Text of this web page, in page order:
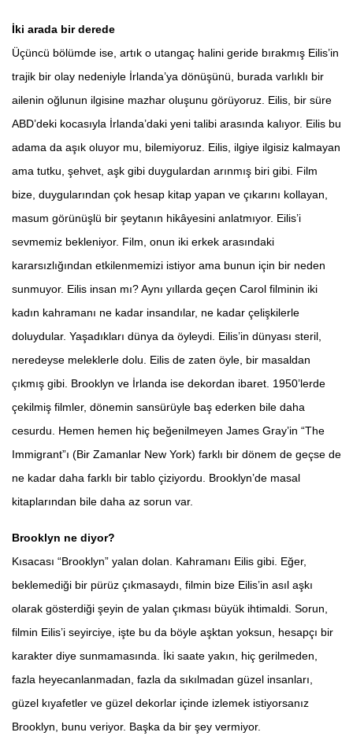
İki arada bir derede
Üçüncü bölümde ise, artık o utangaç halini geride bırakmış Eilis’in
trajik bir olay nedeniyle İrlanda’ya dönüşünü, burada varlıklı bir
ailenin oğlunun ilgisine mazhar oluşunu görüyoruz. Eilis, bir süre
ABD’deki kocasıyla İrlanda’daki yeni talibi arasında kalıyor. Eilis bu
adama da aşık oluyor mu, bilemiyoruz. Eilis, ilgiye ilgisiz kalmayan
ama tutku, şehvet, aşk gibi duygulardan arınmış biri gibi. Film
bize, duygularından çok hesap kitap yapan ve çıkarını kollayan,
masum görünüşlü bir şeytanın hikâyesini anlatmıyor. Eilis’i
sevmemiz bekleniyor. Film, onun iki erkek arasındaki
kararsızlığından etkilenmemizi istiyor ama bunun için bir neden
sunmuyor. Eilis insan mı? Aynı yıllarda geçen Carol filminin iki
kadın kahramanı ne kadar insandılar, ne kadar çelişkilerle
doluydular. Yaşadıkları dünya da öyleydi. Eilis’in dünyası steril,
neredeyse meleklerle dolu. Eilis de zaten öyle, bir masaldan
çıkmış gibi. Brooklyn ve İrlanda ise dekordan ibaret. 1950’lerde
çekilmiş filmler, dönemin sansürüyle baş ederken bile daha
cesurdu. Hemen hemen hiç beğenilmeyen James Gray’in “The
Immigrant”ı (Bir Zamanlar New York) farklı bir dönem de geçse de
ne kadar daha farklı bir tablo çiziyordu. Brooklyn’de masal
kitaplarından bile daha az sorun var.
Brooklyn ne diyor?
Kısacası “Brooklyn” yalan dolan. Kahramanı Eilis gibi. Eğer,
beklemediği bir pürüz çıkmasaydı, filmin bize Eilis’in asıl aşkı
olarak gösterdiği şeyin de yalan çıkması büyük ihtimaldi. Sorun,
filmin Eilis’i seyirciye, işte bu da böyle aşktan yoksun, hesapçı bir
karakter diye sunmamasında. İki saate yakın, hiç gerilmeden,
fazla heyecanlanmadan, fazla da sıkılmadan güzel insanları,
güzel kıyafetler ve güzel dekorlar içinde izlemek istiyorsanız
Brooklyn, bunu veriyor. Başka da bir şey vermiyor.